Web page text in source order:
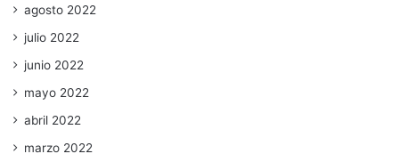
agosto 2022
julio 2022
junio 2022
mayo 2022
abril 2022
marzo 2022